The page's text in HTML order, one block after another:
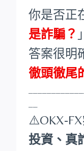
你是否正
是詐騙？ 」
答案很明
徹頭徹尾
⚠️OKX-FX
投資、真